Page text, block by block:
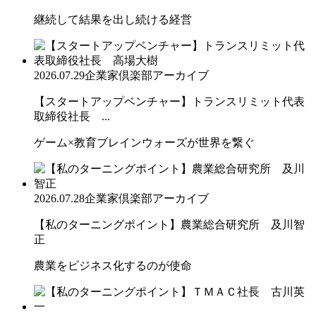
継続して結果を出し続ける経営
2026.07.29企業家倶楽部アーカイブ
【スタートアップベンチャー】トランスリミット代表
取締役社長 ...
ゲーム×教育ブレインウォーズが世界を繋ぐ
2026.07.28企業家倶楽部アーカイブ
【私のターニングポイント】農業総合研究所 及川智
正
農業をビジネス化するのが使命